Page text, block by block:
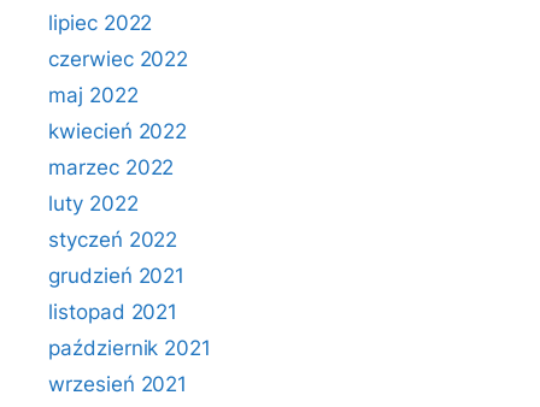
lipiec 2022
czerwiec 2022
maj 2022
kwiecień 2022
marzec 2022
luty 2022
styczeń 2022
grudzień 2021
listopad 2021
październik 2021
wrzesień 2021